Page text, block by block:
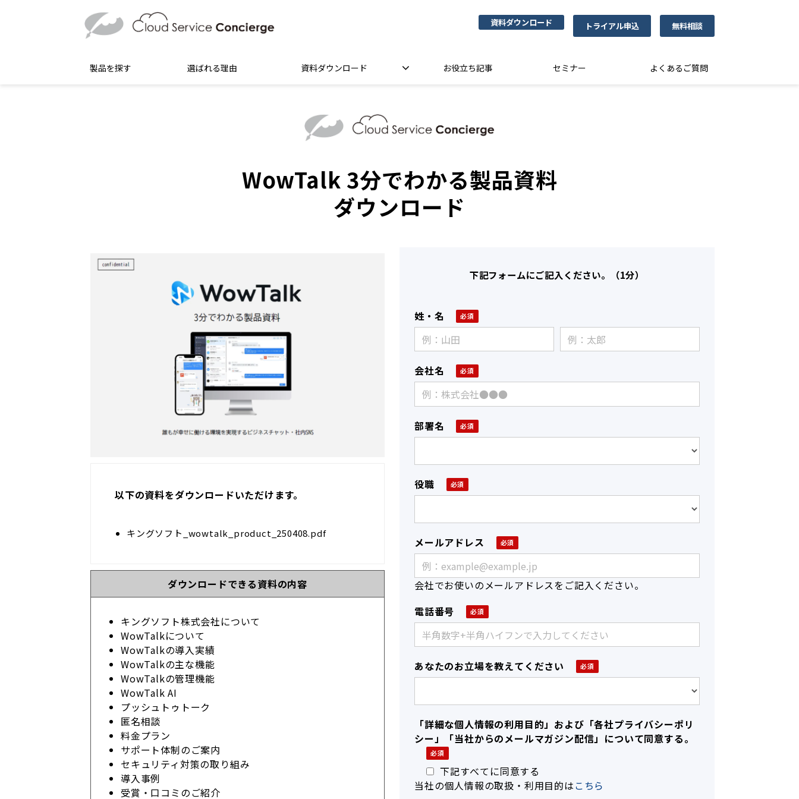
資料ダウンロード トライアル申込 無料相談
製品を探す 選ばれる理由 資料ダウンロード お役立ち記事 セミナー よくあるご質問
WowTalk 3分でわかる製品資料
ダウンロード
以下の資料をダウンロードいただけます。
キングソフト_wowtalk_product_250408.pdf
ダウンロードできる資料の内容
キングソフト株式会社について
WowTalkについて
WowTalkの導入実績
WowTalkの主な機能
WowTalkの管理機能
WowTalk AI
プッシュトゥトーク
匿名相談
料金プラン
サポート体制のご案内
セキュリティ対策の取り組み
導入事例
受賞・口コミのご紹介
下記フォームにご記入ください。（1分）
姓・名
会社名
部署名
役職
メールアドレス
会社でお使いのメールアドレスをご記入ください。
電話番号
あなたのお立場を教えてください
「詳細な個人情報の利用目的」および「各社プライバシーポリ
シー」「当社からのメールマガジン配信」について同意する。
下記すべてに同意する
当社の個人情報の取扱・利用目的はこちら